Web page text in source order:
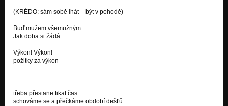
(KRÉDO: sám sobě lhát – být v pohodě)
Buď mužem všemužným
Jak doba si žádá
Výkon! Výkon!
požitky za výkon
třeba přestane tikat čas
schováme se a přečkáme období dešťů